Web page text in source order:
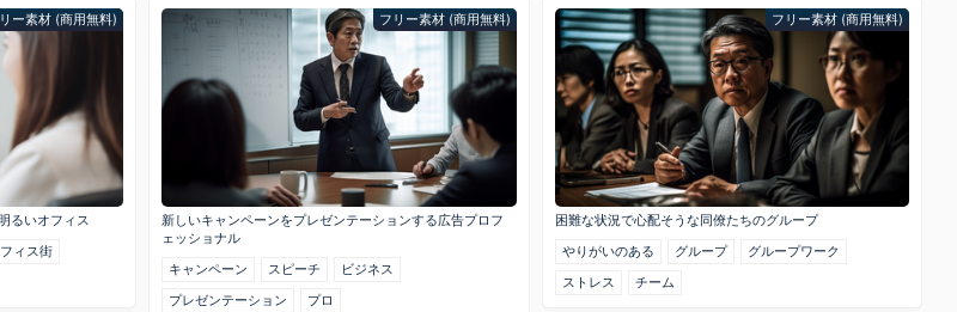
ー素材 (商用無料)
るいオフィス
ィス街
フリー素材 (商用無料)
新しいキャンペーンをプレゼンテーションする広告プロフ
ェッショナル
キャンペーン
スピーチ
ビジネス
プレゼンテーション
プロ
フリー素材 (商用無料)
困難な状況で心配そうな同僚たちのグループ
やりがいのある
グループ
グループワーク
ストレス
チーム